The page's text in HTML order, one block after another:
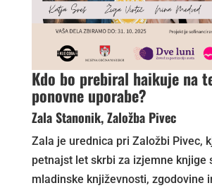
Kdo bo prebiral haikuje na
ponovne uporabe?
Zala Stanonik, Založba Pivec
Zala je urednica pri Založbi Pivec,
petnajst let skrbi za izjemne knjige
mladinske književnosti, zgodovine